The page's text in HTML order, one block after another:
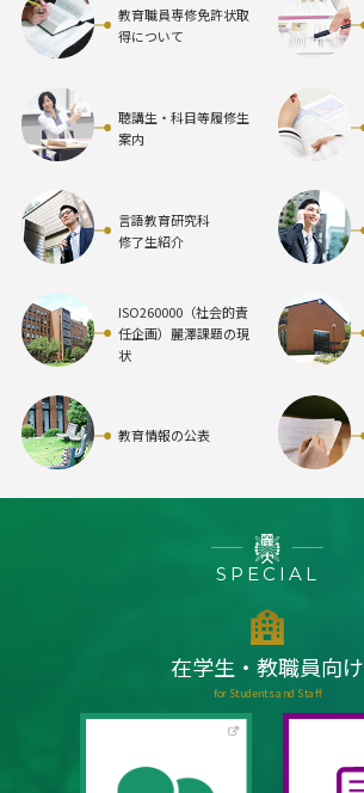
教育職員専修免許状取
得について
聴講生・科目等履修生
案内
言語教育研究科
修了生紹介
ISO260000（社会的責
任企画）麗澤課題の現
状
教育情報の公表
SPECIAL
在学生・教職員向け
for Students and Staff